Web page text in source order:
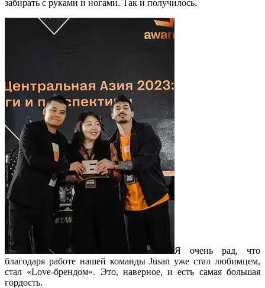
забирать с руками и ногами. Так и получилось.
Я очень рад, что
благодаря работе нашей команды Jusan уже стал любимцем,
стал «Love-брендом». Это, наверное, и есть самая большая
гордость.